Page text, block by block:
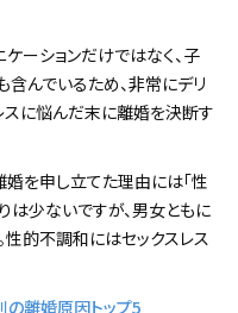
ーションだけではなく、子
んでいるため、非常にデリ
スに悩んだ末に離婚を決断す
婚を申し立てた理由には「性
は少ないですが、男女ともに
性的不調和にはセックスレス
離婚原因トップ5